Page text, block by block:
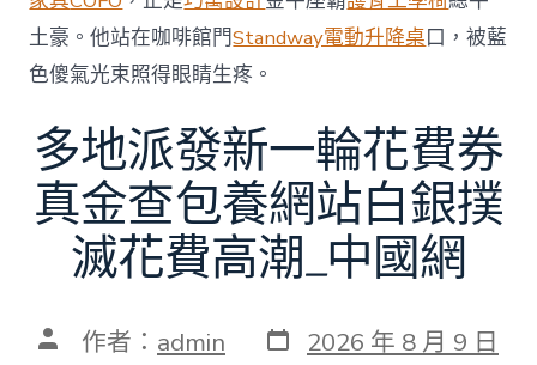
土豪。他站在咖啡館門Standway電動升降桌口，被藍
色傻氣光束照得眼睛生疼。
多地派發新一輪花費券
真金查包養網站白銀撲
滅花費高潮_中國網
文 作者： admin 發 2026 年 8 月 9 日